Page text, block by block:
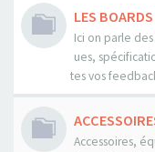
LES BOARDS
Ici on parle
ues,
tes vos
Accessoires,